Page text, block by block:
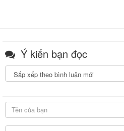
Ý kiến bạn đọc